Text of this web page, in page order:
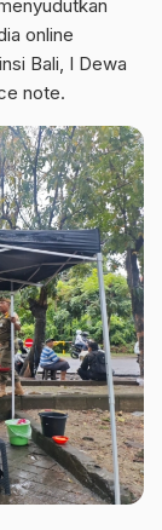
online
Bali, I Dewa
note.